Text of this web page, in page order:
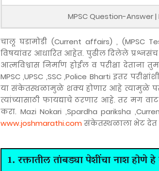
MPSC Question-Answer
चालू घडामोडी (Current affairs) , (MPSC
विषयांवर आधारित आहेत. पुढील दिलेले
आत्मविश्वास निर्माण होईल व परीक्षा देताना
MPSC ,UPSC ,SSC ,Police Bharti इतर
या संकेतस्थळामुळे शक्य होणार आहे त्यामुळे
त्यांच्यासाठी फायद्याचे ठरणार आहे. तर मग
करा. Mazi Nokari ,Spardha pariksha
www.joshmarathi.comसंकेतस्थळाला भेट देत
1. रक्तातील तांबड्या पेशींचा नाश होणे